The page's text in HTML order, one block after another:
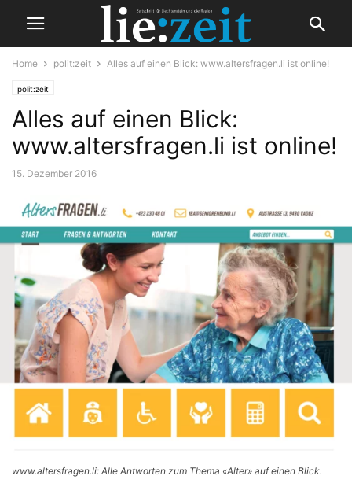
Home polit:zeit Alles auf einen Blick: www.altersfragen.li ist online!
polit:zeit
Alles auf einen Blick:
www.altersfragen.li ist online!
15. Dezember 2016
www.altersfragen.li: Alle Antworten zum Thema «Alter» auf einen Blick.